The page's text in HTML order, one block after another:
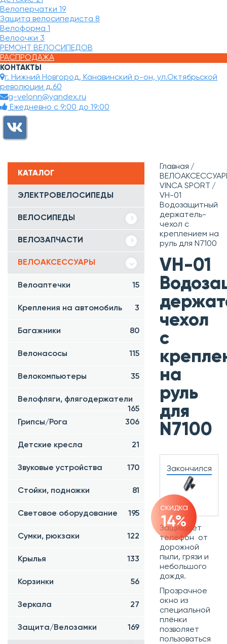
Велоперчатки 19
Защита велосипедиста 8
Велоформа 1
Велоочки 3
РЕМОНТ ВЕЛОСИПЕДОВ
РАСПРОДАЖА
КОНТАКТЫ
г. Нижний Новгород, Канавинский р-он, ул.Октябрьской
революции д.60
g-velonn@yandex.ru
Ежедневно с 9:00 до 19:00
КАТАЛОГ
ЭЛЕКТРОВЕЛОСИПЕДЫ
ВЕЛОСИПЕДЫ
ВЕЛОЗАПЧАСТИ
ВЕЛОАКСЕССУАРЫ
Велоаптечки 15
Крепления на автомобиль 3
Багажники 80
Велонасосы 115
Велокомпьютеры 35
Велофляги, флягодержатели
165
Грипсы/Рога
306
Детские кресла 21
Звуковые устройства 170
Стойки, подножки 81
Световое оборудование 195
Сумки, рюкзаки 122
Крылья 133
Корзинки 56
Зеркала 27
Защита/Велозамки 169
Главная
VINCA SPORT
VH-01
Водозащитный
держатель-
чехол с
креплением на
руль для N7100
VH-01
чехол
с
на
руль
для
N7100
Закончился
скидка
14%
Защищает
телефон от
дорожной
пыли, грязи и
небольшого
дождя.
Прозрачное
окно из
специальной
плёнки
позволяет
пользоваться